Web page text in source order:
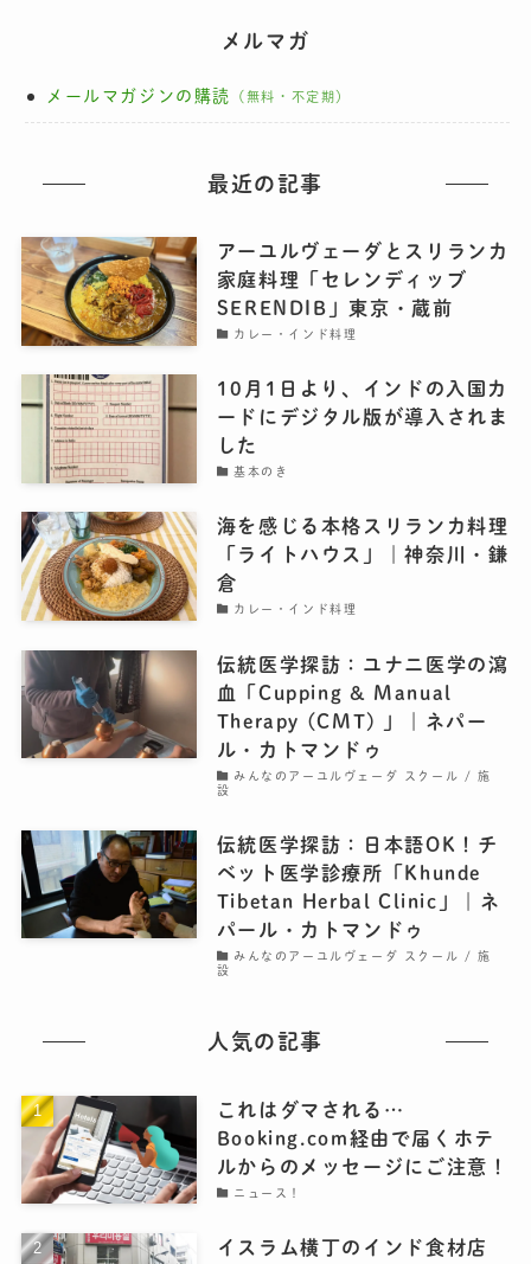
メルマガ
メールマガジンの購読 （無料・不定期）
最近の記事
アーユルヴェーダとスリランカ
家庭料理「セレンディッブ
SERENDIB」東京・蔵前
カレー・インド料理
10月1日より、インドの入国カ
ードにデジタル版が導入されま
した
基本のき
海を感じる本格スリランカ料理
「ライトハウス」｜神奈川・鎌
倉
カレー・インド料理
伝統医学探訪：ユナニ医学の瀉
血「Cupping & Manual
Therapy (CMT) 」｜ネパー
ル・カトマンドゥ
みんなのアーユルヴェーダ スクール / 施
設
伝統医学探訪：日本語OK！チ
ベット医学診療所「Khunde
Tibetan Herbal Clinic」｜ネ
パール・カトマンドゥ
みんなのアーユルヴェーダ スクール / 施
設
人気の記事
これはダマされる…
Booking.com経由で届くホテ
ルからのメッセージにご注意！
ニュース！
イスラム横丁のインド食材店